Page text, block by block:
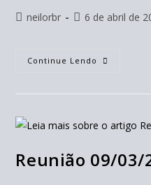
neilorbr 6 de abril de
Continue Lendo
Reunião 09/03/